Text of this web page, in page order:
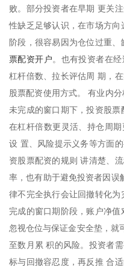
败。部分投资者在早期 更关
性缺乏足够认识，在市场方
阶段，很容易因为仓位过重
票配资开户。也有投资者在
杠杆倍数、拉长评估周 期，
股票配资使用方式。 有业内
未完成的窗口期下，投资股
在杠杆倍数更灵活、持仓周
设 置、风险提示义务等方面
资股票配资的规则 讲清楚、
率，也有助于避免投资者因误
律不完全执行会让回撤转化
完成的窗口期阶段，账户净
忽视仓位与保证金安全垫，就
至数月累 积的风险。投资者
标与回撤容忍度，再反推 合